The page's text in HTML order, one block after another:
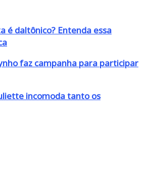
é daltônico? Entenda essa
faz campanha para participar
incomoda tanto os